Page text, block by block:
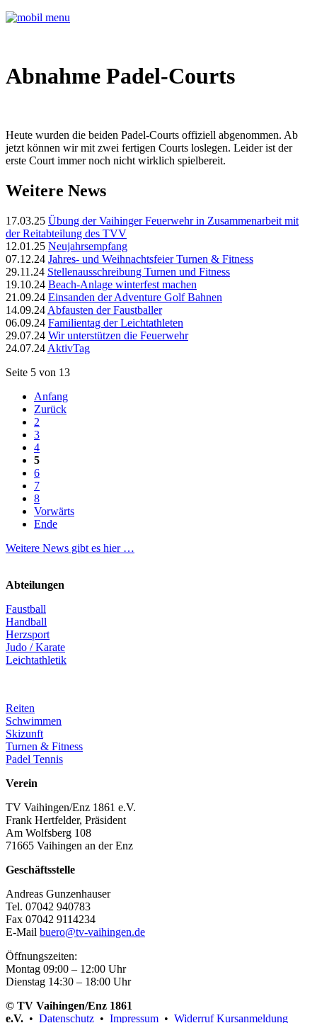
Abnahme Padel-Courts
Heute wurden die beiden Padel-Courts offiziell abgenommen. Ab
jetzt können wir mit zwei fertigen Courts loslegen. Leider ist der
erste Court immer noch nicht wirklich spielbereit.
Weitere News
17.03.25 Übung der Vaihinger Feuerwehr in Zusammenarbeit mit
der Reitabteilung des TVV
12.01.25 Neujahrsempfang
07.12.24 Jahres- und Weihnachtsfeier Turnen & Fitness
29.11.24 Stellenausschreibung Turnen und Fitness
19.10.24 Beach-Anlage winterfest machen
21.09.24 Einsanden der Adventure Golf Bahnen
14.09.24 Abfausten der Faustballer
06.09.24 Familientag der Leichtathleten
29.07.24 Wir unterstützen die Feuerwehr
24.07.24 AktivTag
Seite 5 von 13
Anfang
Zurück
2
3
4
5
6
7
8
Vorwärts
Ende
Weitere News gibt es hier …
Abteilungen
Faustball
Handball
Herzsport
Judo / Karate
Leichtathletik
Reiten
Schwimmen
Skizunft
Turnen & Fitness
Padel Tennis
Verein
TV Vaihingen/Enz 1861 e.V.
Frank Hertfelder, Präsident
Am Wolfsberg 108
71665 Vaihingen an der Enz
Geschäftsstelle
Andreas Gunzenhauser
Tel. 07042 940783
Fax 07042 9114234
E-Mail buero@tv-vaihingen.de
Öffnungszeiten:
Montag 09:00 – 12:00 Uhr
Dienstag 14:30 – 18:00 Uhr
© TV Vaihingen/Enz 1861
e.V. • Datenschutz • Impressum • Widerruf Kursanmeldung